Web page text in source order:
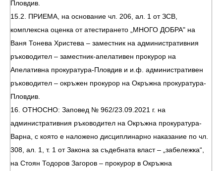
Пловдив.
15.2. ПРИЕМА, на основание чл. 206, ал. 1 от ЗСВ,
комплексна оценка от атестирането „МНОГО ДОБРА" на
Ваня Тонева Христева – заместник на административния
ръководител – заместник-апелативен прокурор на
Апелативна прокуратура-Пловдив и и.ф. административен
ръководител – окръжен прокурор на Окръжна прокуратура-
Пловдив.
16. ОТНОСНО: Заповед № 962/23.09.2021 г. на
административния ръководител на Окръжна прокуратура-
Варна, с която е наложено дисциплинарно наказание по чл.
308, ал. 1, т. 1 от Закона за съдебната власт – „забележка“,
на Стоян Тодоров Загоров – прокурор в Окръжна